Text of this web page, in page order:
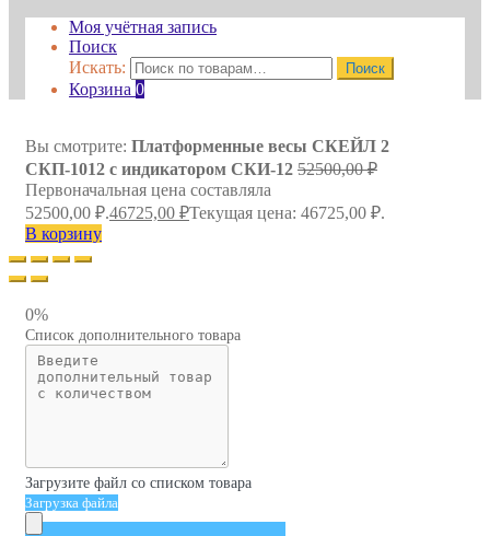
Моя учётная запись
Поиск
Искать:
Поиск
Корзина 0
Вы смотрите: Платформенные весы СКЕЙЛ 2
СКП-1012 с индикатором СКИ-12 52500,00₽
Первоначальная цена составляла
52500,00 ₽.46725,00 ₽Текущая цена: 46725,00 ₽.
В корзину
0%
Список дополнительного товара
Загрузите файл со списком товара
Загрузка файла